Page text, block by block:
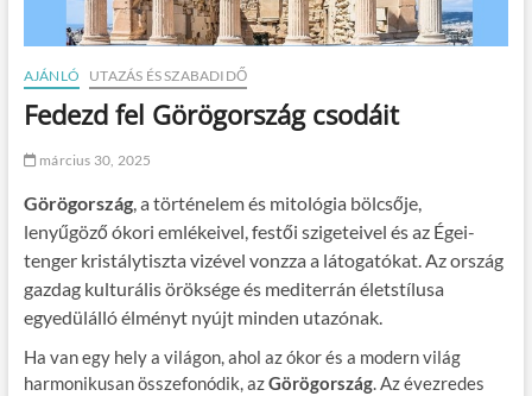
AJÁNLÓ UTAZÁS ÉS SZABADIDŐ
Fedezd fel Görögország csodáit
március 30, 2025
Görögország, a történelem és mitológia bölcsője,
lenyűgöző ókori emlékeivel, festői szigeteivel és az Égei-
tenger kristálytiszta vizével vonzza a látogatókat. Az ország
gazdag kulturális öröksége és mediterrán életstílusa
egyedülálló élményt nyújt minden utazónak.
Ha van egy hely a világon, ahol az ókor és a modern világ
harmonikusan összefonódik, azGörögország. Az évezredes